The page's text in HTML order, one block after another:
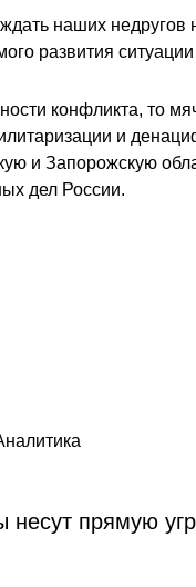
наших недругов
развития
конфликта, то
и
и Запорожскую
дел России.
несут прямую